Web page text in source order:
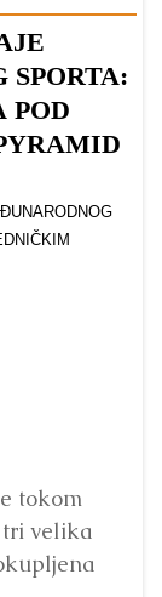
SPORTA:
POD
tokom
tri velika